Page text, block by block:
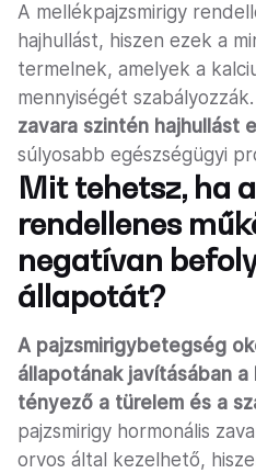
A mellékpajzsmirigy
hajhullást, hiszen ezek a
termelnek, amelyek a
mennyiségét szabályozzák.
zavara szintén hajhullást
súlyosabb egészségügyi
Mit tehetsz, ha
rendellenes
negatívan
állapotát?
A pajzsmirigybetegség
állapotának javításában
tényező a türelem és a
pajzsmirigy hormonális
orvos által kezelhető,